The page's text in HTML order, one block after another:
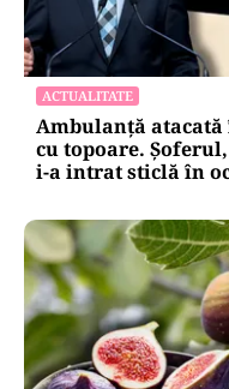
ACTUALITATE
Ambulanță
cu topoare.
i-a intrat sticlă în